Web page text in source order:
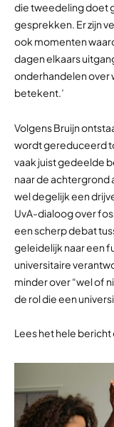
die tweedeling doet
gesprekken. Er zijn
ook momenten
dagen elkaars
onderhandelen over
betekent.’
Volgens Bruijn
wordt gereduceerd
vaak juist gedeelde
naar de achtergrond
wel degelijk een
UvA-dialoog over
een scherp debat
geleidelijk naar een
universitaire
minder over “wel of
de rol die een
Lees het hele bericht